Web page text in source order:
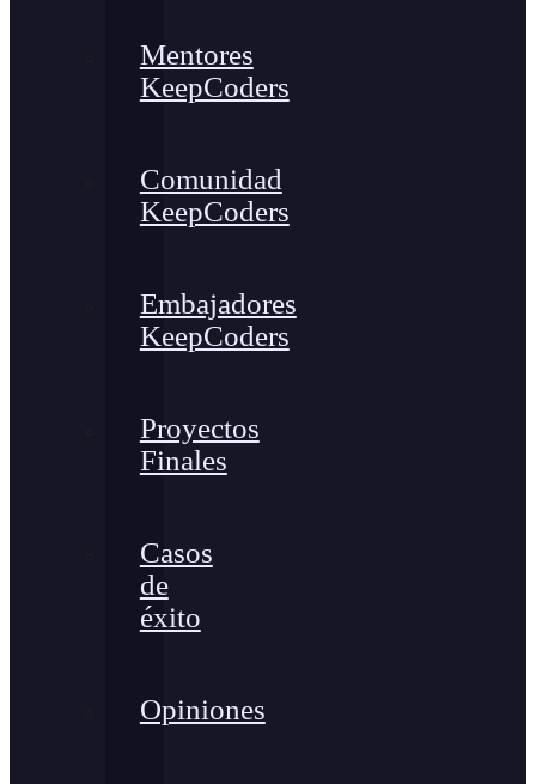
Mentores
KeepCoders
Comunidad
KeepCoders
Embajadores
KeepCoders
Proyectos
Finales
Casos
de
éxito
Opiniones